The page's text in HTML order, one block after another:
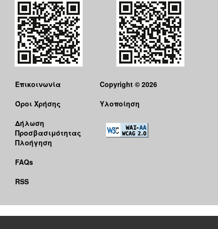
Επικοινωνία
Όροι Χρήσης
Δήλωση
Προσβασιμότητας
Πλοήγηση
FAQs
RSS
Copyright © 2026
Υλοποίηση